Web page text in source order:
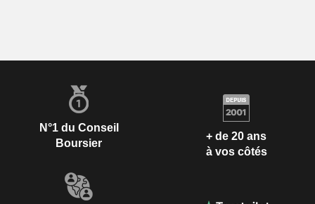
N°1 du Conseil
Boursier
+ de 20 ans
à vos côtés